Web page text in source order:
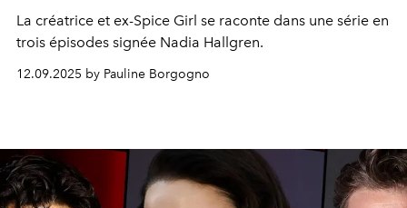
La créatrice et ex-Spice Girl se raconte dans une série en
trois épisodes signée Nadia Hallgren.
12.09.2025 by Pauline Borgogno